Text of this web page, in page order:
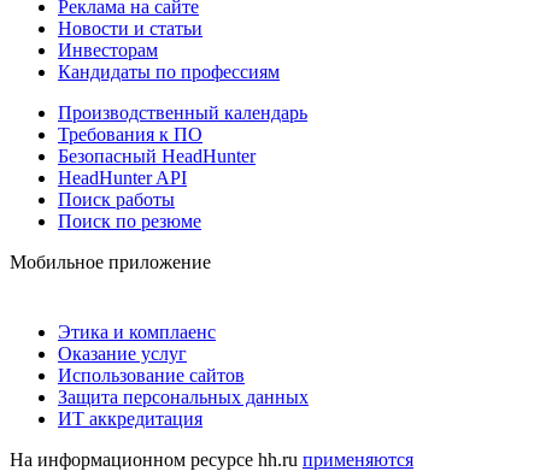
Реклама на сайте
Новости и статьи
Инвесторам
Кандидаты по профессиям
Производственный календарь
Требования к ПО
Безопасный HeadHunter
HeadHunter API
Поиск работы
Поиск по резюме
Мобильное приложение
Этика и комплаенс
Оказание услуг
Использование сайтов
Защита персональных данных
ИТ аккредитация
На информационном ресурсе hh.ru применяются